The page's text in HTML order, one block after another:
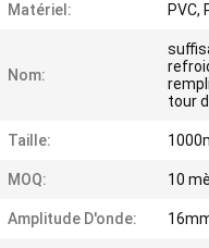
Matériel: PVC,
Nom:
tour
Taille:
MOQ: 10
Amplitude D'onde: